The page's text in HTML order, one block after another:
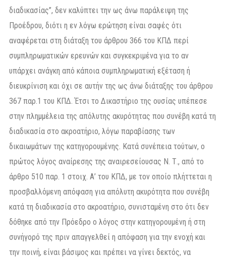
διαδικασίας”, δεν καλύπτει την ως άνω παράλειψη της
Προέδρου, διότι η εν λόγω ερώτηση είναι σαφές ότι
αναφέρεται στη διάταξη του άρθρου 366 του ΚΠΔ περί
συμπληρωματικών ερευνών και συγκεκριμένα για το αν
υπάρχει ανάγκη από κάποια συμπληρωματική εξέταση ή
διευκρίνιση και όχι σε αυτήν της ως άνω διάταξης του άρθρου
367 παρ.1 του ΚΠΔ. Έτσι το Δικαστήριο της ουσίας υπέπεσε
στην πλημμέλεια της απόλυτης ακυρότητας που συνέβη κατά τη
διαδικασία στο ακροατήριο, λόγω παραβίασης των
δικαιωμάτων της κατηγορουμένης. Κατά συνέπεια τούτων, ο
πρώτος λόγος αναίρεσης της αναιρεσείουσας Ν. Τ., από το
άρθρο 510 παρ. 1 στοιχ. Α’ του ΚΠΔ, με τον οποίο πλήττεται η
προσβαλλόμενη απόφαση για απόλυτη ακυρότητα που συνέβη
κατά τη διαδικασία στο ακροατήριο, συνισταμένη στο ότι δεν
δόθηκε από την Πρόεδρο ο λόγος στην κατηγορουμένη ή στη
συνήγορό της πριν απαγγελθεί η απόφαση για την ενοχή και
την ποινή, είναι βάσιμος και πρέπει να γίνει δεκτός, να